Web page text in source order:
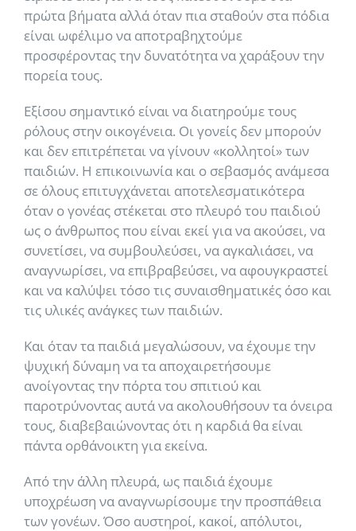
πρώτα βήματα αλλά όταν πια σταθούν στα πόδια
είναι ωφέλιμο να αποτραβηχτούμε
προσφέροντας την δυνατότητα να χαράξουν την
πορεία τους.
Εξίσου σημαντικό είναι να διατηρούμε τους
ρόλους στην οικογένεια. Οι γονείς δεν μπορούν
και δεν επιτρέπεται να γίνουν «κολλητοί» των
παιδιών. Η επικοινωνία και ο σεβασμός ανάμεσα
σε όλους επιτυγχάνεται αποτελεσματικότερα
όταν ο γονέας στέκεται στο πλευρό του παιδιού
ως ο άνθρωπος που είναι εκεί για να ακούσει, να
συνετίσει, να συμβουλεύσει, να αγκαλιάσει, να
αναγνωρίσει, να επιβραβεύσει, να αφουγκραστεί
και να καλύψει τόσο τις συναισθηματικές όσο και
τις υλικές ανάγκες των παιδιών.
Και όταν τα παιδιά μεγαλώσουν, να έχουμε την
ψυχική δύναμη να τα αποχαιρετήσουμε
ανοίγοντας την πόρτα του σπιτιού και
παροτρύνοντας αυτά να ακολουθήσουν τα όνειρα
τους, διαβεβαιώνοντας ότι η καρδιά θα είναι
πάντα ορθάνοικτη για εκείνα.
Από την άλλη πλευρά, ως παιδιά έχουμε
υποχρέωση να αναγνωρίσουμε την προσπάθεια
των γονέων. Όσο αυστηροί, κακοί, απόλυτοι,